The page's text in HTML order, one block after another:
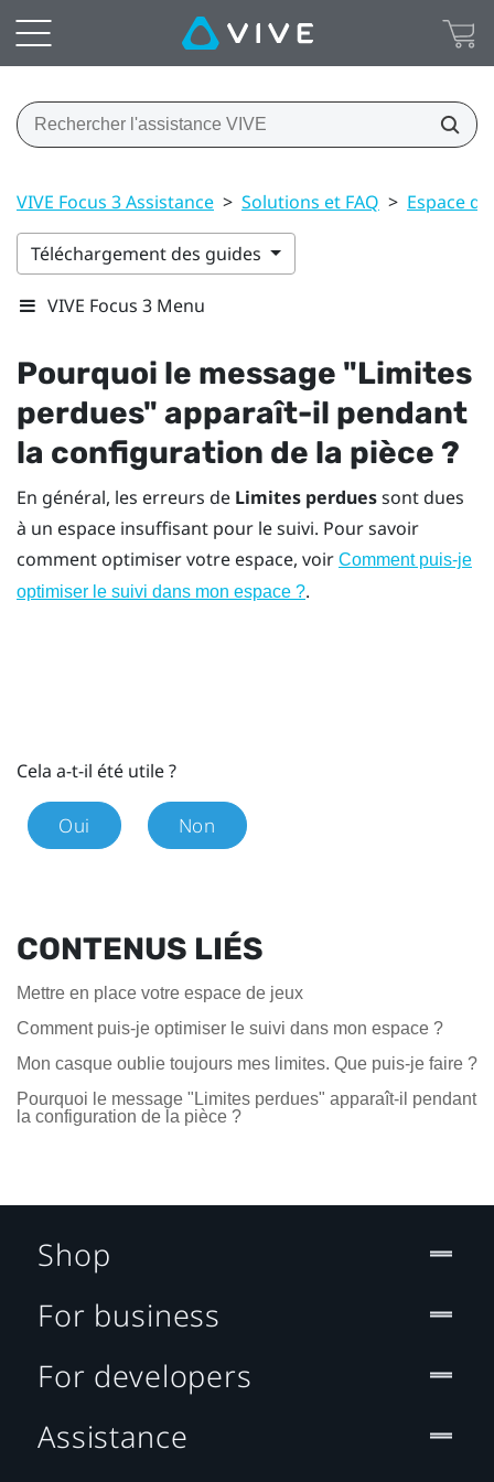
VIVE Focus 3 Assistance > Solutions et FAQ > Espace
Téléchargement des guides
VIVE Focus 3 Menu
Pourquoi le message "‍Limites
perdues"‍ apparaît-il pendant
la configuration de la pièce ?
En général, les erreurs de Limites perduessont dues
à un espace insuffisant pour le suivi. Pour savoir
comment optimiser votre espace, voir Comment puis-je
optimiser le suivi dans mon espace ?.
Cela a-t-il été utile ?
Oui Non
CONTENUS LIÉS
Mettre en place votre espace de jeux
Comment puis-je optimiser le suivi dans mon espace ?
Mon casque oublie toujours mes limites. Que puis-je faire ?
Pourquoi le message "Limites perdues" apparaît-il pendant
la configuration de la pièce ?
Shop
For business
For developers
Assistance